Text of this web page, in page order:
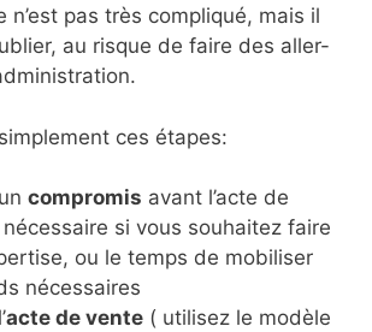
n’est pas très compliqué, mais il
au risque de faire des aller-
ces étapes:
compromis avant l’acte de
si vous souhaitez faire
ou le temps de mobiliser
nécessaires
acte de vente ( utilisez le modèle